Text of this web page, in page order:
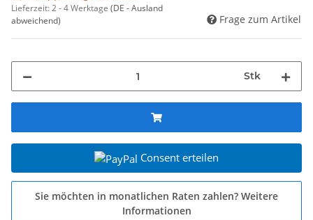
Lieferzeit:2 - 4 Werktage (DE - Ausland
abweichend)
Frage zum Artikel
Stk
Consent erteilen
Sie möchten in monatlichen Raten zahlen? Weitere
Informationen